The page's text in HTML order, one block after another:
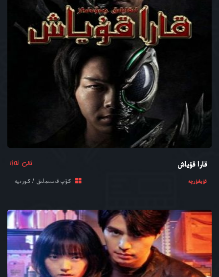
قارا قۇياش ئالى ئەزا
ئۇيغۇرچە كۆپ قىسىملىق / كورىيە